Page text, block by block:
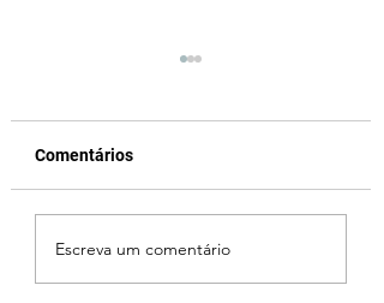
Campanhas eleitorais
começam neste
domingo (27); veja as
Comentários
Escreva um comentário